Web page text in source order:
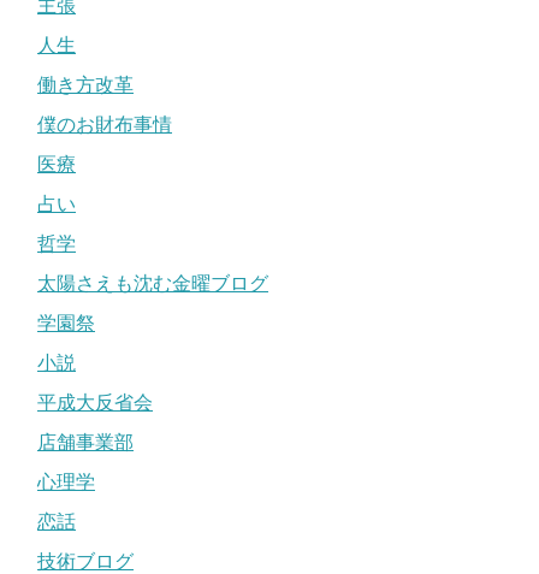
主張
人生
働き方改革
僕のお財布事情
医療
占い
哲学
太陽さえも沈む金曜ブログ
学園祭
小説
平成大反省会
店舗事業部
心理学
恋話
技術ブログ